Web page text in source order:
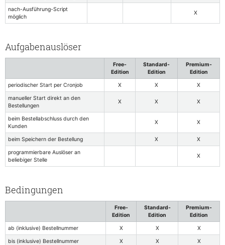
nach-Ausführung-Script
möglich
X
Aufgabenauslöser
Free-
Edition
Standard-
Edition
Premium-
Edition
periodischer Start per Cronjob
X X
X
manueller Start direkt an den
Bestellungen
X X X
beim Bestellabschluss durch den
Kunden
X X
beim Speichern der Bestellung X
X
programmierbare Auslöser an
beliebiger Stelle
X
Bedingungen
Free-
Edition
Standard-
Edition
Premium-
Edition
ab (inklusive) Bestellnummer
X X
X
bis (inklusive) Bestellnummer
X X
X